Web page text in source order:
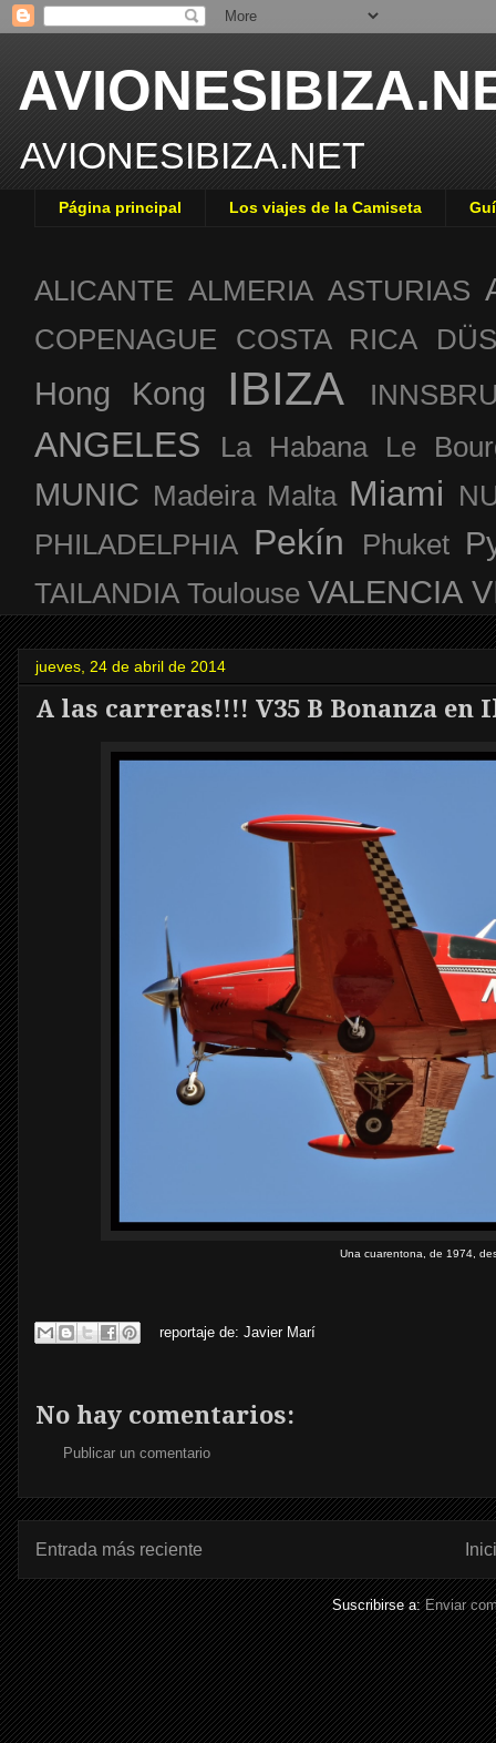
AVIONESIBIZA.NET
Página principal Los viajes de la Camiseta
ALICANTE ALMERIA ASTURIAS
COPENAGUE COSTA RICA
Hong Kong IBIZA
ANGELES La Habana Le
MUNIC Madeira Malta Miami
PHILADELPHIA Pekín Phuket
TAILANDIA Toulouse VALENCIA
jueves, 24 de abril de 2014
A las carreras!!!! V35 B Bonanza en
Una cuarentona, de 1974,
reportaje de: Javier Marí
No hay comentarios:
Publicar un comentario
Entrada más reciente
Suscribirse a:Enviar